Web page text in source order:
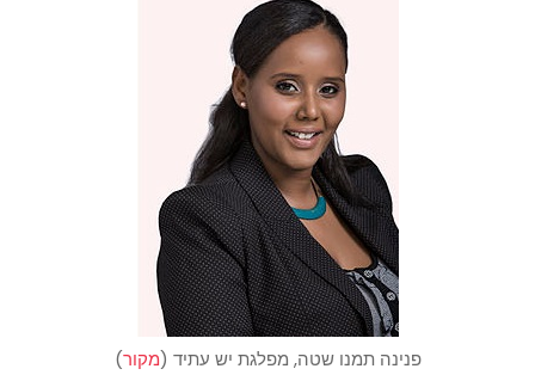
פנינה תמנו שטה, מפלגת יש עתיד (מקור)